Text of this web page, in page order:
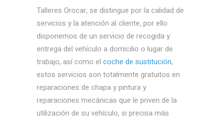
Talleres Orocar, se distingue por la calidad de
servicios y la atención al cliente, por ello
disponemos de un servicio de recogida y
entrega del vehículo a domicilio o lugar de
trabajo, así como el coche de sustitución,
estos servicios son totalmente gratuitos en
reparaciones de chapa y pintura y
reparaciones mecánicas que le priven de la
utilización de su vehículo, si precisa más